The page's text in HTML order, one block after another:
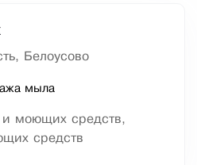
Белоусово
мыла
и моющих средств,
средств